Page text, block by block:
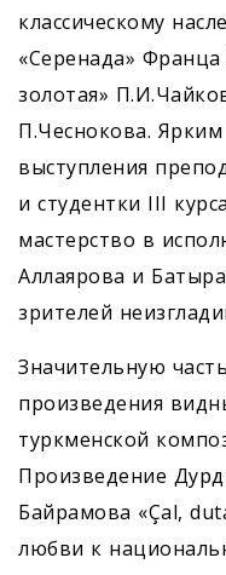
классическому
«Серенада»
золотая»
П.Чеснокова.
выступления
и студентки III
мастерство в
Аллаярова и
зрителей
Значительную
произведения
туркменской
Произведение
Байрамова «Çal,
любви к